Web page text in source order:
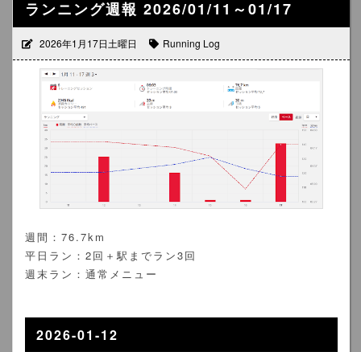
ランニング週報 2026/01/11～01/17
2026年1月17日土曜日 Running Log
週間：76.7km
平日ラン：2回＋駅までラン3回
週末ラン：通常メニュー
2026-01-12